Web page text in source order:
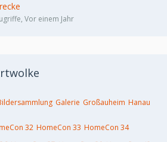
Vor einem Jahr
Galerie Großauheim Hanau
32 HomeCon 33 HomeCon 34